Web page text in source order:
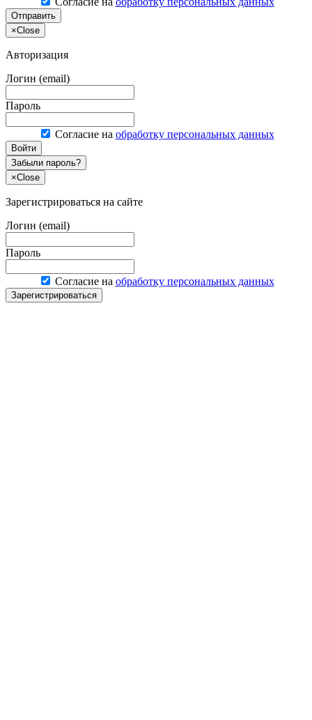
Отправить
×Close
Авторизация
Логин (email)
Пароль
Согласие на обработку персональных данных
Войти
Забыли пароль?
×Close
Зарегистрироваться на сайте
Логин (email)
Пароль
Согласие на обработку персональных данных
Зарегистрироваться